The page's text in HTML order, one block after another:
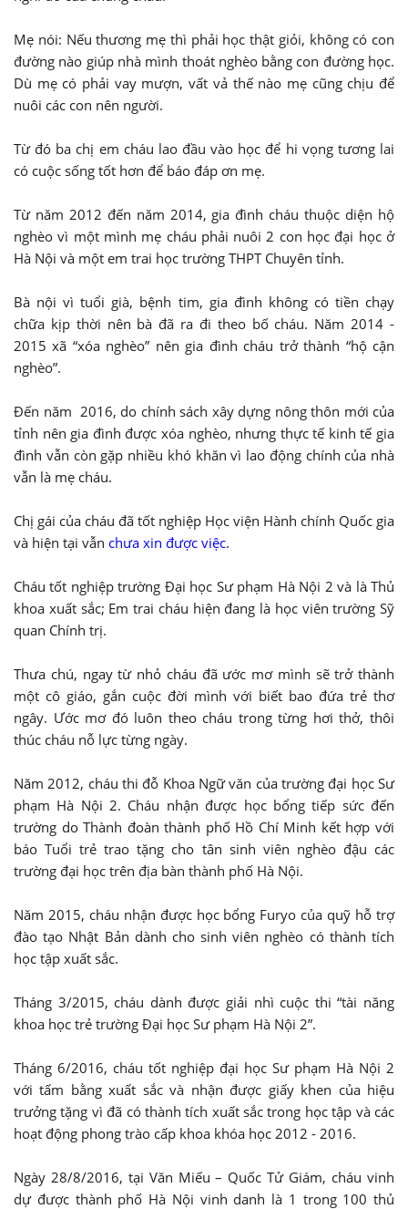
Mẹ nói: Nếu thương mẹ thì phải học thật giỏi, không có con
đường nào giúp nhà mình thoát nghèo bằng con đường học.
Dù mẹ có phải vay mượn, vất vả thế nào mẹ cũng chịu để
nuôi các con nên người.
Từ đó ba chị em cháu lao đầu vào học để hi vọng tương lai
có cuộc sống tốt hơn để báo đáp ơn mẹ.
Từ năm 2012 đến năm 2014, gia đình cháu thuộc diện hộ
nghèo vì một mình mẹ cháu phải nuôi 2 con học đại học ở
Hà Nội và một em trai học trường THPT Chuyên tỉnh.
Bà nội vì tuổi già, bệnh tim, gia đình không có tiền chạy
chữa kịp thời nên bà đã ra đi theo bố cháu. Năm 2014 -
2015 xã “xóa nghèo” nên gia đình cháu trở thành “hộ cận
nghèo”.
Đến năm 2016, do chính sách xây dựng nông thôn mới của
tỉnh nên gia đình được xóa nghèo, nhưng thực tế kinh tế gia
đình vẫn còn gặp nhiều khó khăn vì lao động chính của nhà
vẫn là mẹ cháu.
Chị gái của cháu đã tốt nghiệp Học viện Hành chính Quốc gia
và hiện tại vẫn chưa xin được việc.
Cháu tốt nghiệp trường Đại học Sư phạm Hà Nội 2 và là Thủ
khoa xuất sắc; Em trai cháu hiện đang là học viên trường Sỹ
quan Chính trị.
Thưa chú, ngay từ nhỏ cháu đã ước mơ mình sẽ trở thành
một cô giáo, gắn cuộc đời mình với biết bao đứa trẻ thơ
ngây. Ước mơ đó luôn theo cháu trong từng hơi thở, thôi
thúc cháu nỗ lực từng ngày.
Năm 2012, cháu thi đỗ Khoa Ngữ văn của trường đại học Sư
phạm Hà Nội 2. Cháu nhận được học bổng tiếp sức đến
trường do Thành đoàn thành phố Hồ Chí Minh kết hợp với
báo Tuổi trẻ trao tặng cho tân sinh viên nghèo đậu các
trường đại học trên địa bàn thành phố Hà Nội.
Năm 2015, cháu nhận được học bổng Furyo của quỹ hỗ trợ
đào tạo Nhật Bản dành cho sinh viên nghèo có thành tích
học tập xuất sắc.
Tháng 3/2015, cháu dành được giải nhì cuộc thi “tài năng
khoa học trẻ trường Đại học Sư phạm Hà Nội 2”.
Tháng 6/2016, cháu tốt nghiệp đại học Sư phạm Hà Nội 2
với tấm bằng xuất sắc và nhận được giấy khen của hiệu
trưởng tặng vì đã có thành tích xuất sắc trong học tập và các
hoạt động phong trào cấp khoa khóa học 2012 - 2016.
Ngày 28/8/2016, tại Văn Miếu – Quốc Tử Giám, cháu vinh
dự được thành phố Hà Nội vinh danh là 1 trong 100 thủ